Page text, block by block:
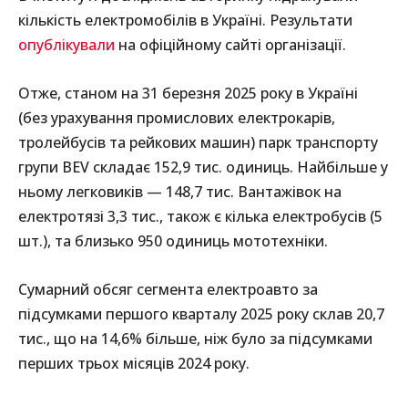
кількість електромобілів в Україні. Результати
опублікували на офіційному сайті організації.
Отже, станом на 31 березня 2025 року в Україні
(без урахування промислових електрокарів,
тролейбусів та рейкових машин) парк транспорту
групи BEV складає 152,9 тис. одиниць. Найбільше у
ньому легковиків — 148,7 тис. Вантажівок на
електротязі 3,3 тис., також є кілька електробусів (5
шт.), та близько 950 одиниць мототехніки.
Сумарний обсяг сегмента електроавто за
підсумками першого кварталу 2025 року склав 20,7
тис., що на 14,6% більше, ніж було за підсумками
перших трьох місяців 2024 року.